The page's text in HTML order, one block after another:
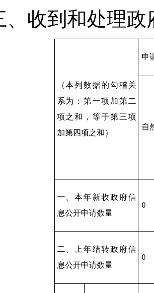
、收到和处理
（本列数据的勾稽关
系为：第一项加第二
项之和，等于第三项
加第四项之和）
申
自
一、本年新收政府信
息公开申请数量
0
二、上年结转政府信
息公开申请数量
0